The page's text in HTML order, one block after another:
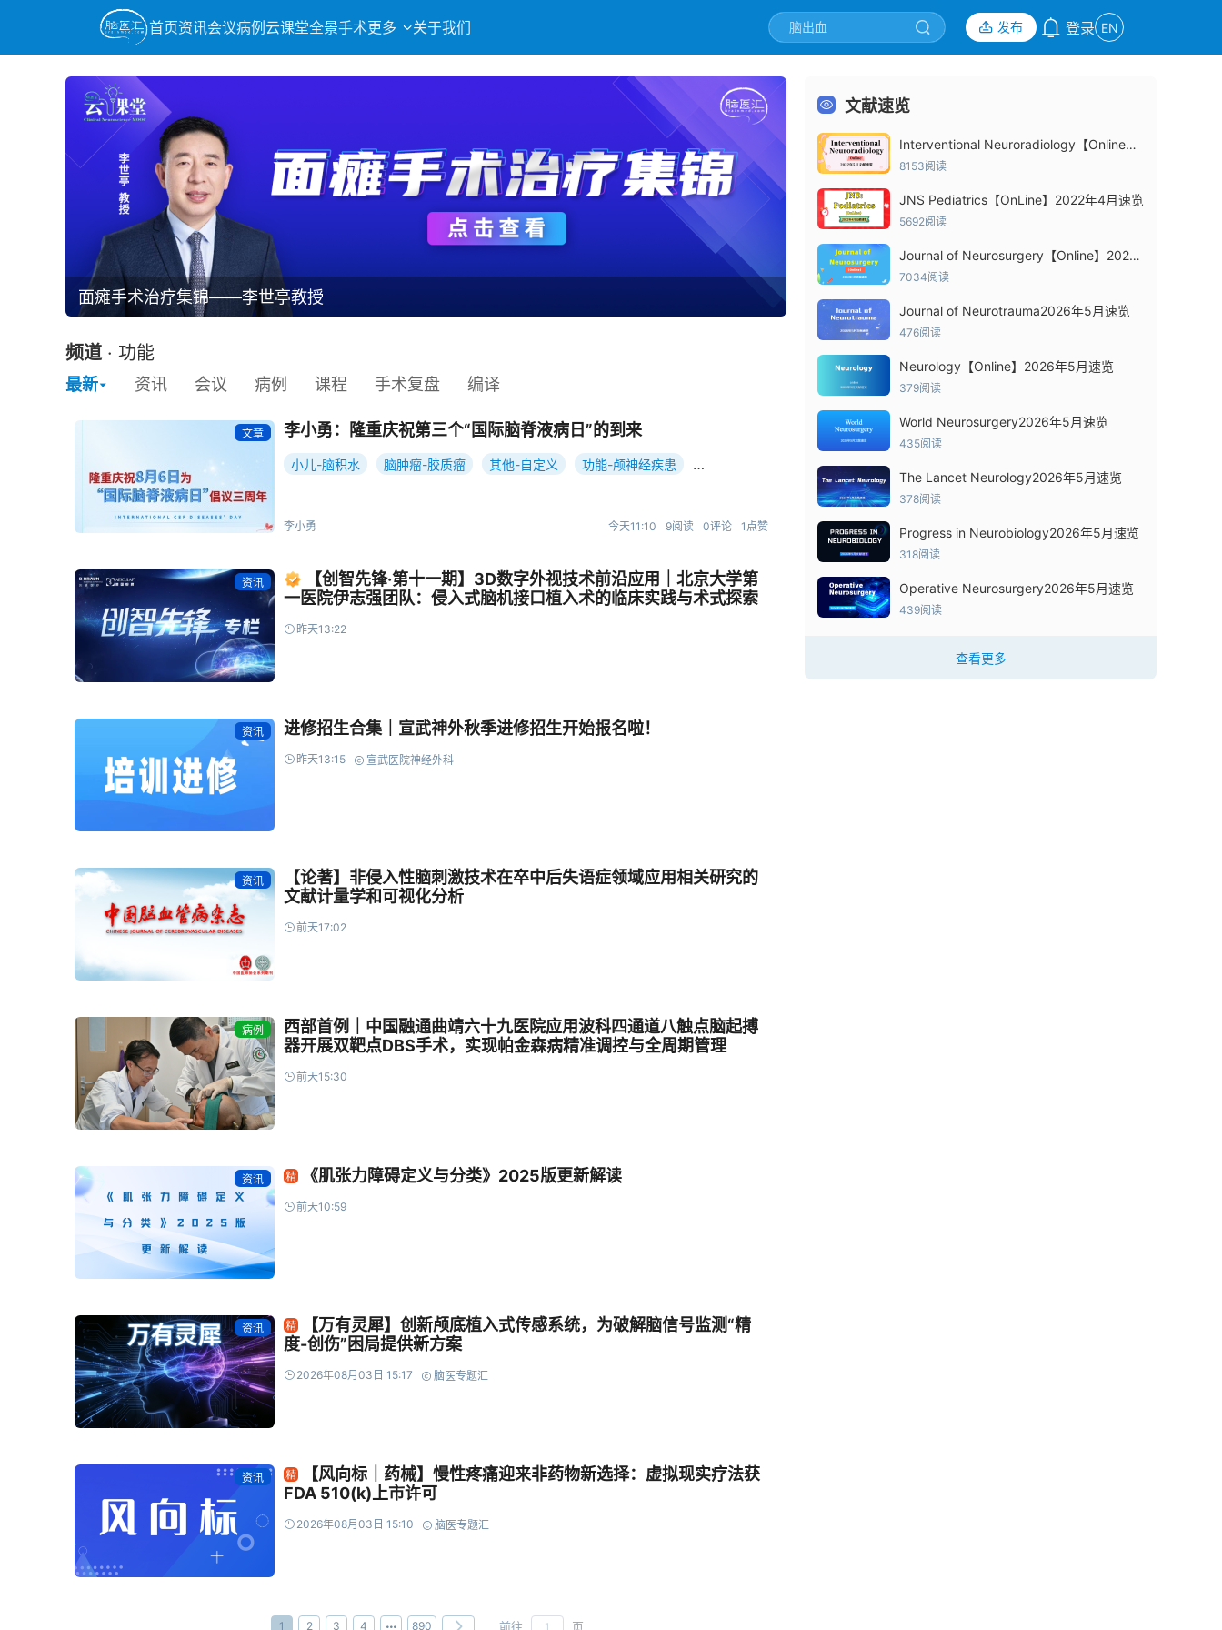
首页资讯会议病例 云课堂全景手术更多 关于我们 发布 登录 EN
面瘫手术治疗集锦——李世亭教授 认知数字疗法中国专家共识（2023）
频道 · 功能
最新 资讯 会议 病例 课程 手术复盘 编译
文章 李小勇：隆重庆祝第三个“国际脑脊液病日”的到来
小儿-脑积水 脑肿瘤-胶质瘤 其他-自定义
功能-颅神经疾患
李小勇 今天11:10 9阅读 0评论 1点赞
资讯
【创智先锋·第十一期】3D数字外视技术前沿应用｜北京大学第
一医院伊志强团队：侵入式脑机接口植入术的临床实践与术式探索
昨天13:22
资讯 进修招生合集｜宣武神外秋季进修招生开始报名啦！
昨天13:15 宣武医院神经外科
资讯
【论著】非侵入性脑刺激技术在卒中后失语症领域应用相关研究的
文献计量学和可视化分析
前天17:02
病例
西部首例｜中国融通曲靖六十九医院应用波科四通道八触点脑起搏
器开展双靶点DBS手术，实现帕金森病精准调控与全周期管理
前天15:30
资讯 《肌张力障碍定义与分类》2025版更新解读
前天10:59
资讯
【万有灵犀】创新颅底植入式传感系统，为破解脑信号监测“精
度-创伤”困局提供新方案
2026年08月03日 15:17 脑医专题汇
资讯
【风向标｜药械】慢性疼痛迎来非药物新选择：虚拟现实疗法获
FDA 510(k)上市许可
2026年08月03日 15:10 脑医专题汇
1 2 3 4 890 前往 页
文献速览
Interventional Neuroradiology【Online】
2022年5月速览
8153阅读
JNS Pediatrics【OnLine】2022年4月速览
5692阅读
Journal of Neurosurgery【Online】2022
年4月速览
7034阅读
Journal of Neurotrauma2026年5月速览
476阅读
Neurology【Online】2026年5月速览
379阅读
World Neurosurgery2026年5月速览
435阅读
The Lancet Neurology2026年5月速览
378阅读
Progress in Neurobiology2026年5月速览
318阅读
Operative Neurosurgery2026年5月速览
439阅读
查看更多